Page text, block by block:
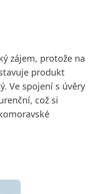
zájem, protože na
produkt
Ve spojení s úvěry
což si